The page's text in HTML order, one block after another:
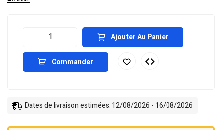
Ajouter Au Panier
Commander
Dates de livraison estimées: 12/08/2026 - 16/08/2026